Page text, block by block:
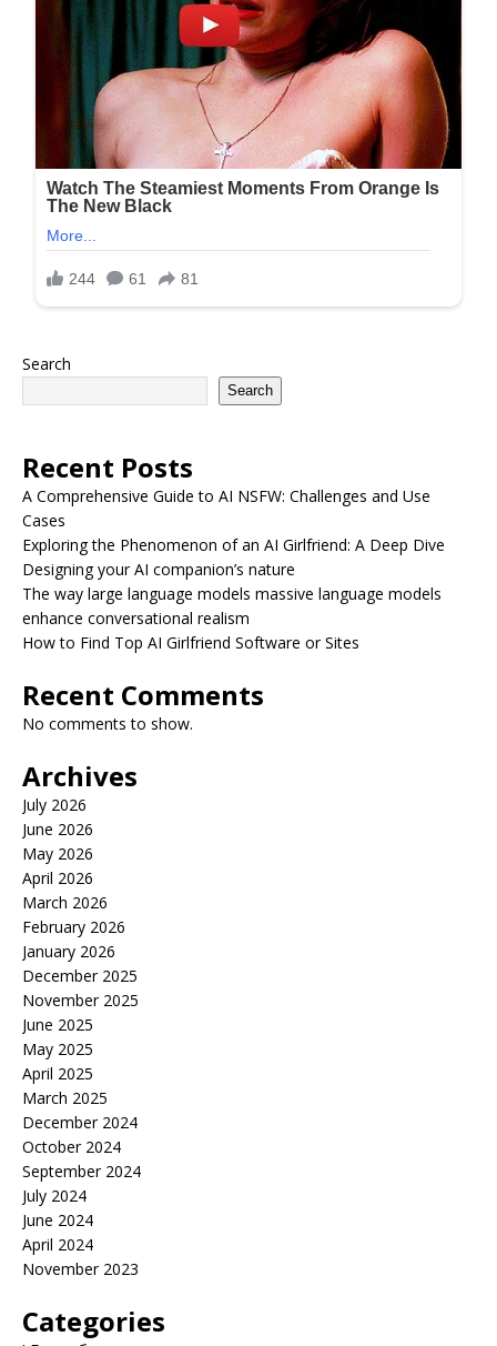
Search
Search
Recent Posts
A Comprehensive Guide to AI NSFW: Challenges and Use
Cases
Exploring the Phenomenon of an AI Girlfriend: A Deep Dive
Designing your AI companion’s nature
The way large language models massive language models
enhance conversational realism
How to Find Top AI Girlfriend Software or Sites
Recent Comments
No comments to show.
Archives
July 2026
June 2026
May 2026
April 2026
March 2026
February 2026
January 2026
December 2025
November 2025
June 2025
May 2025
April 2025
March 2025
December 2024
October 2024
September 2024
July 2024
June 2024
April 2024
November 2023
Categories